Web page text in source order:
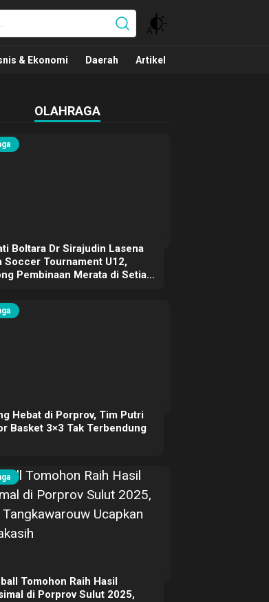
& Ekonomi Daerah Artikel
OLAHRAGA
Boltara Dr Sirajudin Lasena
Soccer Tournament U12,
Pembinaan Merata di Setiap
Hebat di Porprov, Tim Putri
Basket 3×3 Tak Terbendung
Tomohon Raih Hasil
di Porprov Sulut 2025,